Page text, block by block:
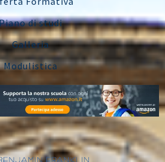
di studi
Galleria
Modulistica